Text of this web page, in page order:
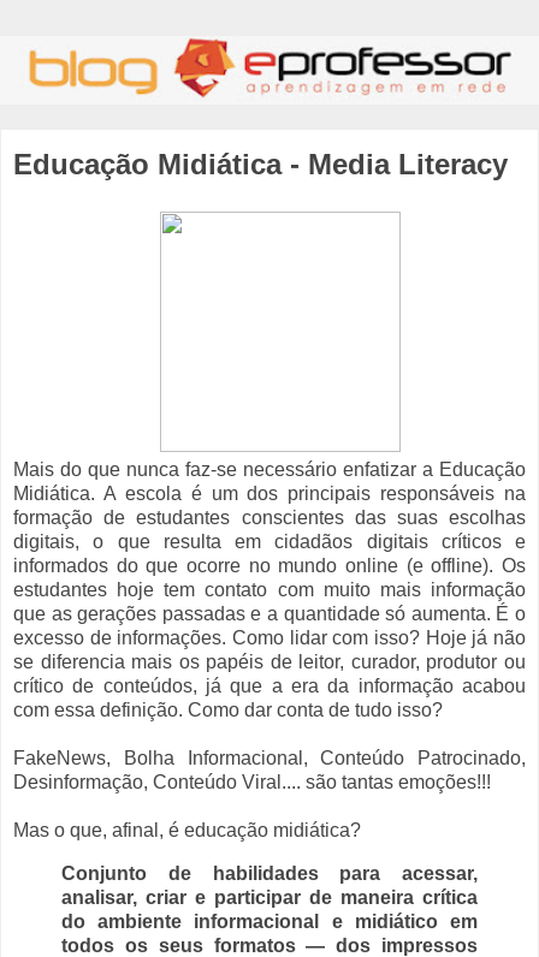
Educação Midiática - Media Literacy
Mais do que nunca faz-se necessário enfatizar a Educação
Midiática. A escola é um dos principais responsáveis na
formação de estudantes conscientes das suas escolhas
digitais, o que resulta em cidadãos digitais críticos e
informados do que ocorre no mundo online (e offline). Os
estudantes hoje tem contato com muito mais informação
que as gerações passadas e a quantidade só aumenta. É o
excesso de informações. Como lidar com isso? Hoje já não
se diferencia mais os papéis de leitor, curador, produtor ou
crítico de conteúdos, já que a era da informação acabou
com essa definição. Como dar conta de tudo isso?
FakeNews, Bolha Informacional, Conteúdo Patrocinado,
Desinformação, Conteúdo Viral.... são tantas emoções!!!
Mas o que, afinal, é educação midiática?
Conjunto de habilidades para acessar,
analisar, criar e participar de maneira crítica
do ambiente informacional e midiático em
todos os seus formatos — dos impressos